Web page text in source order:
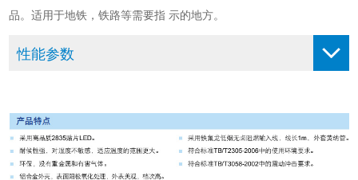
品。适用于地铁，铁路等需要指 示的地方。
性能参数